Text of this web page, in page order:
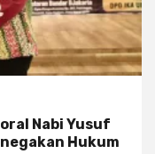
Nabi Yusuf
Hukum